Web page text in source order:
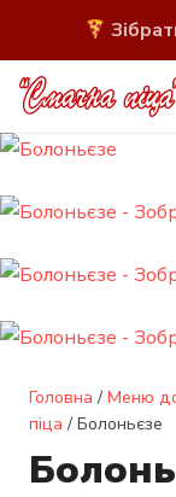
Головна / Меню
піца / Болоньєзе